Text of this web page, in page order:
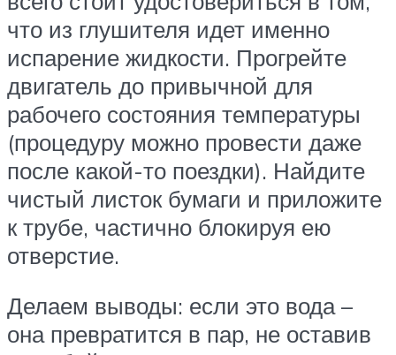
что из глушителя идет именно
испарение жидкости. Прогрейте
двигатель до привычной для
рабочего состояния температуры
(процедуру можно провести даже
после какой-то поездки). Найдите
чистый листок бумаги и приложите
к трубе, частично блокируя ею
отверстие.
Делаем выводы: если это вода –
она превратится в пар, не оставив